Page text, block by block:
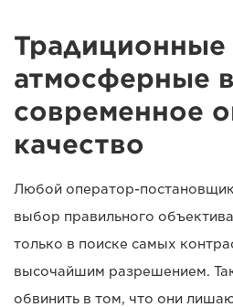
Традиционные
атмосферные
современное
качество
Любой оператор-
выбор правильного
только в поиске самых
высочайшим разрешением.
обвинить в том, что они